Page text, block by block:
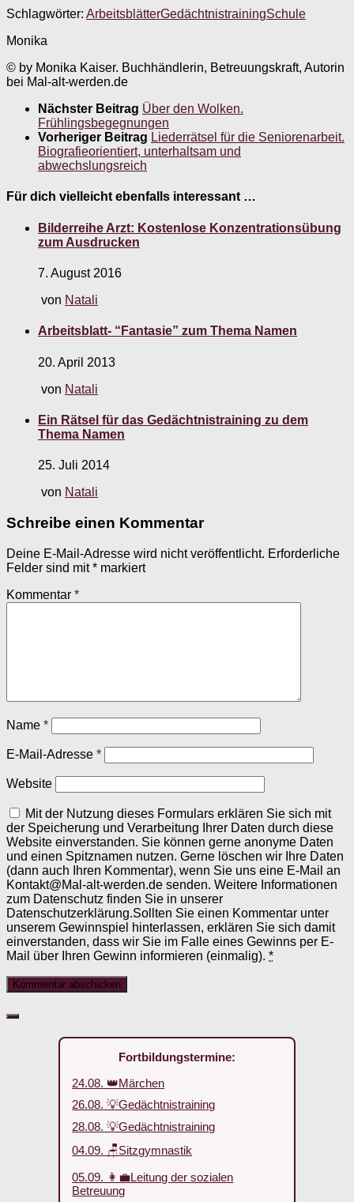
Schlagwörter: ArbeitsblätterGedächtnistrainingSchule
Monika
© by Monika Kaiser. Buchhändlerin, Betreuungskraft, Autorin
bei Mal-alt-werden.de
Nächster Beitrag Über den Wolken.
Frühlingsbegegnungen
Vorheriger Beitrag Liederrätsel für die Seniorenarbeit.
Biografieorientiert, unterhaltsam und
abwechslungsreich
Für dich vielleicht ebenfalls interessant …
Bilderreihe Arzt: Kostenlose Konzentrationsübung
zum Ausdrucken
7. August 2016
von Natali
Arbeitsblatt- “Fantasie” zum Thema Namen
20. April 2013
von Natali
Ein Rätsel für das Gedächtnistraining zu dem
Thema Namen
25. Juli 2014
von Natali
Schreibe einen Kommentar
Deine E-Mail-Adresse wird nicht veröffentlicht. Erforderliche
Felder sind mit* markiert
Kommentar *
Name *
E-Mail-Adresse *
Website
Mit der Nutzung dieses Formulars erklären Sie sich mit
der Speicherung und Verarbeitung Ihrer Daten durch diese
Website einverstanden. Sie können gerne anonyme Daten
und einen Spitznamen nutzen. Gerne löschen wir Ihre Daten
(dann auch Ihren Kommentar), wenn Sie uns eine E-Mail an
Kontakt@Mal-alt-werden.de senden. Weitere Informationen
zum Datenschutz finden Sie in unserer
Datenschutzerklärung.Sollten Sie einen Kommentar unter
unserem Gewinnspiel hinterlassen, erklären Sie sich damit
einverstanden, dass wir Sie im Falle eines Gewinns per E-
Mail über Ihren Gewinn informieren (einmalig). *
Fortbildungstermine:
24.08. 👑Märchen
26.08. 💡Gedächtnistraining
28.08. 💡Gedächtnistraining
04.09. 🪑Sitzgymnastik
05.09. 👩‍💼Leitung der sozialen
Betreuung